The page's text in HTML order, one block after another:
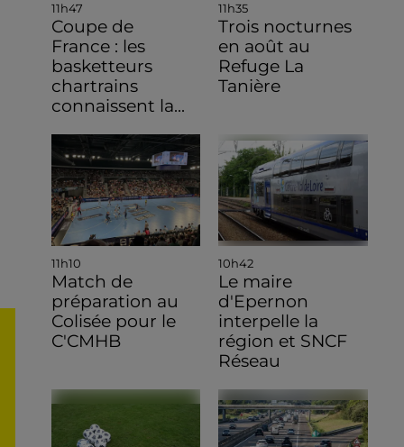
11h47
Coupe de
France : les
basketteurs
chartrains
connaissent la...
11h35
Trois nocturnes
en août au
Refuge La
Tanière
11h10
Match de
préparation au
Colisée pour le
C'CMHB
10h42
Le maire
d'Epernon
interpelle la
région et SNCF
Réseau